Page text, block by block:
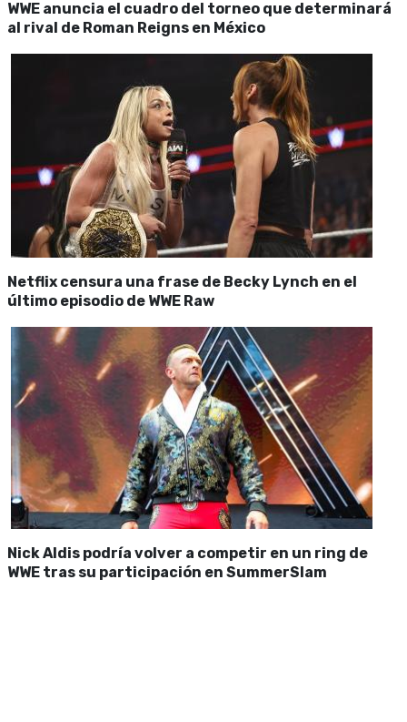
WWE anuncia el cuadro del torneo que determinará
al rival de Roman Reigns en México
Netflix censura una frase de Becky Lynch en el
último episodio de WWE Raw
Nick Aldis podría volver a competir en un ring de
WWE tras su participación en SummerSlam